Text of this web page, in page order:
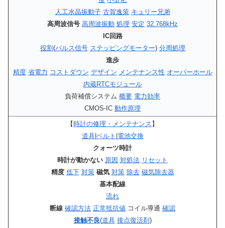
人工水晶振動子 古賀逸策 キュリー兄弟
高周波信号 高周波振動 処理 安定 32.768kHz
IC回路
役割(パルス信号 ステッピングモーター) 分周処理
進歩
精度 省電力 コストダウン デザイン メンテナンス性 オーバーホール
内蔵RTCモジュール
負荷補償システム 概要 電力効率
CMOS-IC 動作原理
【時計の修理・メンテナンス 】
道具| ベルト 電池交換
クォーツ時計
時計が動かない 原因 対処法 リセット
精度 低下 対策 磁気 対策 除去 磁気除去器
基本配線
流れ
断線 確認方法 正常抵抗値 コイル導通 確認
接触不良(道具 接点復活剤 )